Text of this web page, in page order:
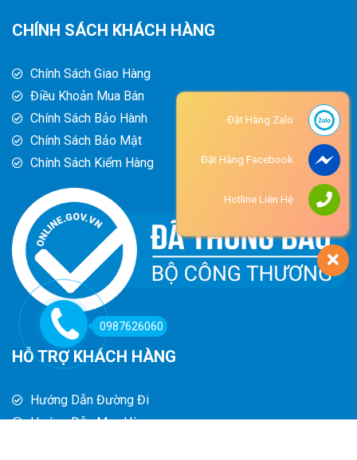
CHÍNH SÁCH KHÁCH HÀNG
Chính Sách Giao Hàng
Điều Khoản Mua Bán
Chính Sách Bảo Hành
Chính Sách Bảo Mật
Chính Sách Kiểm Hàng
HỖ TRỢ KHÁCH HÀNG
Hướng Dẫn Đường Đi
Hướng Dẫn Mua Hàng
0987626060
Đặt Hàng Zalo
Đặt Hàng Facebook
Hotline Liên Hệ